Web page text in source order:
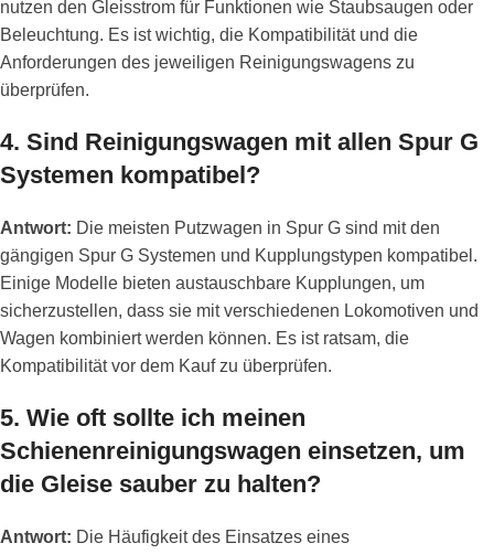
nutzen den Gleisstrom für Funktionen wie Staubsaugen oder
Beleuchtung. Es ist wichtig, die Kompatibilität und die
Anforderungen des jeweiligen Reinigungswagens zu
überprüfen.
4. Sind Reinigungswagen mit allen Spur G
Systemen kompatibel?
Antwort: Die meisten Putzwagen in Spur G sind mit den
gängigen Spur G Systemen und Kupplungstypen kompatibel.
Einige Modelle bieten austauschbare Kupplungen, um
sicherzustellen, dass sie mit verschiedenen Lokomotiven und
Wagen kombiniert werden können. Es ist ratsam, die
Kompatibilität vor dem Kauf zu überprüfen.
5. Wie oft sollte ich meinen
Schienenreinigungswagen einsetzen, um
die Gleise sauber zu halten?
Antwort: Die Häufigkeit des Einsatzes eines